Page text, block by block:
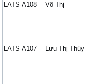
LATS-A108 Võ Thị
LATS-A107 Lưu Thị Thúy